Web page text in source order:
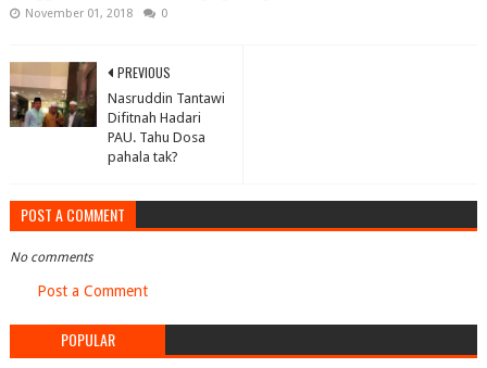
November 01, 2018 0
PREVIOUS
Nasruddin Tantawi
Difitnah Hadari
PAU. Tahu Dosa
pahala tak?
POST A COMMENT
No comments
Post a Comment
POPULAR